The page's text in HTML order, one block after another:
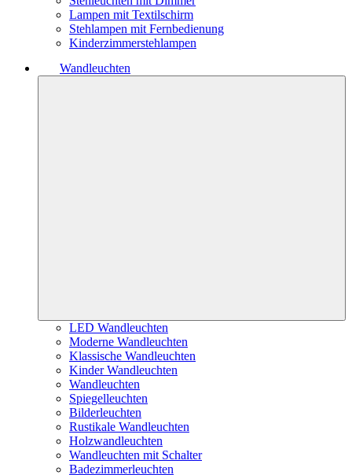
Lampen mit Textilschirm
Stehlampen mit Fernbedienung
Kinderzimmerstehlampen
Wandleuchten
LED Wandleuchten
Moderne Wandleuchten
Klassische Wandleuchten
Kinder Wandleuchten
Wandleuchten
Spiegelleuchten
Bilderleuchten
Rustikale Wandleuchten
Holzwandleuchten
Wandleuchten mit Schalter
Badezimmerleuchten